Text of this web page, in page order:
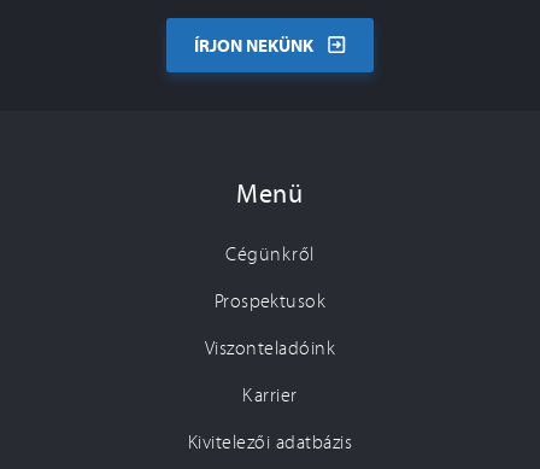
ÍRJON NEKÜNK
Menü
Cégünkről
Prospektusok
Viszonteladóink
Karrier
Kivitelezői adatbázis